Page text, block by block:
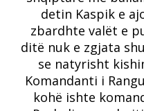
detin Kaspik e
zbardhte valët e
ditë nuk e zgjata
se natyrisht
Komandanti i
kohë ishte